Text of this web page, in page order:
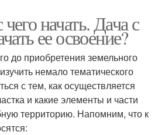
начать. Дача с
ее освоение?
до приобретения земельного
немало тематического
с тем, как осуществляется
и какие элементы и части
территорию. Напомним, что к